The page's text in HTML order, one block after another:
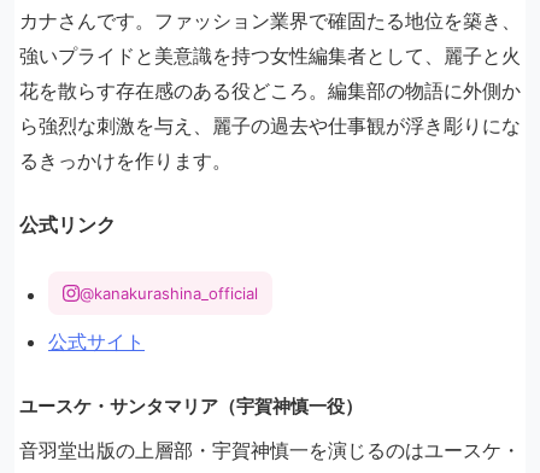
カナさんです。ファッション業界で確固たる地位を築き、
強いプライドと美意識を持つ女性編集者として、麗子と火
花を散らす存在感のある役どころ。編集部の物語に外側か
ら強烈な刺激を与え、麗子の過去や仕事観が浮き彫りにな
るきっかけを作ります。
公式リンク
@kanakurashina_official
公式サイト
ユースケ・サンタマリア（宇賀神慎一役）
音羽堂出版の上層部・宇賀神慎一を演じるのはユースケ・